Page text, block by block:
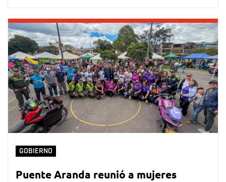
GOBIERNO
Puente Aranda reunió a mujeres